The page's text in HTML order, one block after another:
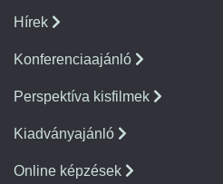
Hírek
Konferenciaajánló
Perspektíva kisfilmek
Kiadványajánló
Online képzések